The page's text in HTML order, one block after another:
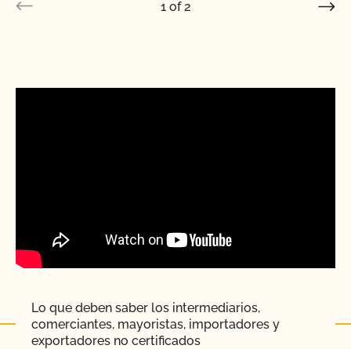
REFUERZO DE LA APLICACIÓN ORGÁNICA (SOE)
Soy importador, ¿qué debo saber?
1 of 2
Lo que deben saber los intermediarios,
comerciantes, mayoristas, importadores y
exportadores no certificados